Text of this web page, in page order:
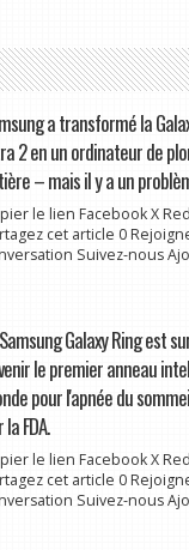
a transformé la
2 en un ordinateur de
– mais il y a un
le lien Facebook X
cet article 0
Suivez-nous
Galaxy Ring est
le premier anneau
pour l'apnée du
FDA.
le lien Facebook X
cet article 0
Suivez-nous